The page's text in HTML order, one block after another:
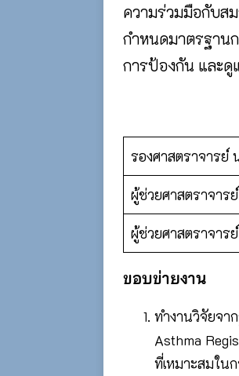
ความร่วมมือกับส
กำหนดมาตรฐาน
การป้องกัน และดู
รองศาสตราจารย์
ผู้ช่วยศาสตราจา
ผู้ช่วยศาสตราจา
ขอบข่ายงาน
ทำงานวิจัยจา
Asthma
ที่เหมาะสมใน